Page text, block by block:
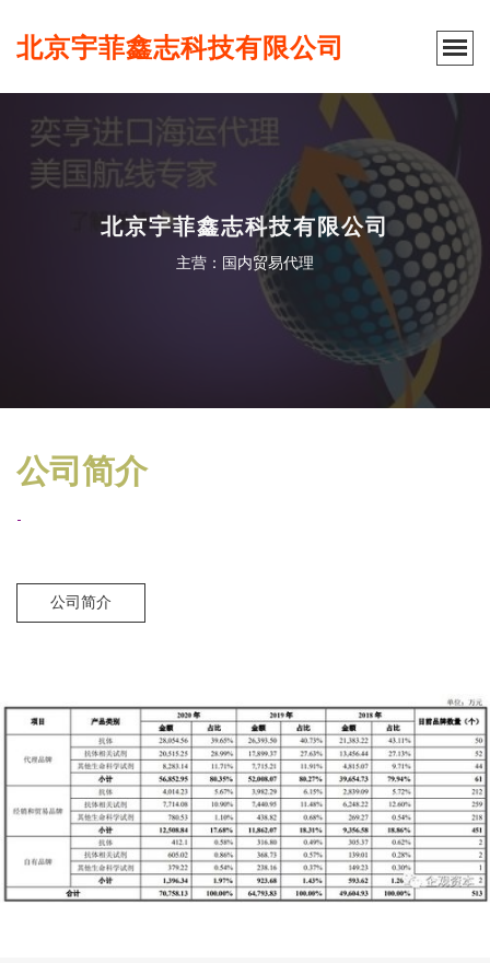
北京宇菲鑫志科技有限公司
北京宇菲鑫志科技有限公司
主营：国内贸易代理
公司简介
-
公司简介